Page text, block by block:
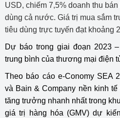
USD, chiếm 7,5% doanh thu
dùng cả nước. Giá trị mua sắm
tiêu dùng trực tuyến đạt khoảng
Dự báo trong giai đoạn 2023
trung bình của thương mại điện
Theo báo cáo e-Conomy SEA
và Bain & Company nền kinh
tăng trưởng nhanh nhất trong
giá trị hàng hóa (GMV) dự